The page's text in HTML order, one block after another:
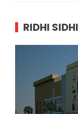
RIDHI SIDHI